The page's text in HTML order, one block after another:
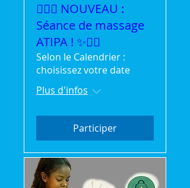
💆‍♀️✨ NOUVEAU :
Séance de massage
ATIPA ! ✨💆‍♂️
Selon le Calendrier :
choisissez votre date
Plus d'infos
Participer